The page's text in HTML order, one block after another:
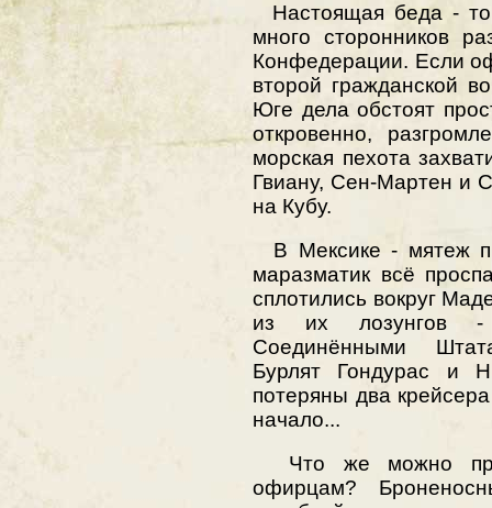
Настоящая беда -
много сторонников
Конфедерации. Если
второй гражданской
Юге дела обстоят
откровенно,
морская пехота
Гвиану, Сен-Мартен и
на Кубу.
В Мексике - мятеж
маразматик всё
сплотились вокруг
из их лозунгов -
Соединёнными
Бурлят Гондурас и
потеряны два
начало...
Что же можно
офирцам?